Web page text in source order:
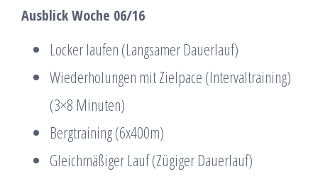
Ausblick Woche 06/16
Locker laufen (Langsamer Dauerlauf)
Wiederholungen mit Zielpace (Intervaltraining)
(3×8 Minuten)
Bergtraining (6x400m)
Gleichmäßiger Lauf (Zügiger Dauerlauf)